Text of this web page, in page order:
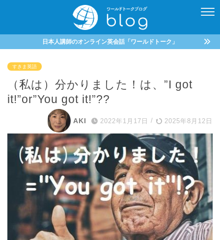
日本人講師のオンライン英会話「ワールドトーク」
すきま英語
（私は）分かりました！は、”I got
it!”or”You got it!”??
AKI 2022年1月17日 / 2025年8月12日